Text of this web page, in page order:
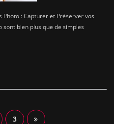
Photo : Capturer et Préserver vos
sont bien plus que de simples
3